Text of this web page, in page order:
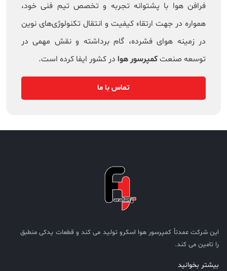
فرافن هوا با پشتوانه تجربه و تخصص تیم فنی خود،
همواره در جهت ارتقاء کیفیت و انتقال تکنولوژی‌های نوین
در زمینه هوای فشرده، گام برداشته و نقش مهمی در
توسعه صنعتکمپرسور هوا در کشور ایفا کرده است.
تماس با ما
این شرکت عمدتاً کمپرسور هوا اسکرو تولید می کند و قطعات یدکی منطبق
را تامین می کند.
بیشتر بخوانید